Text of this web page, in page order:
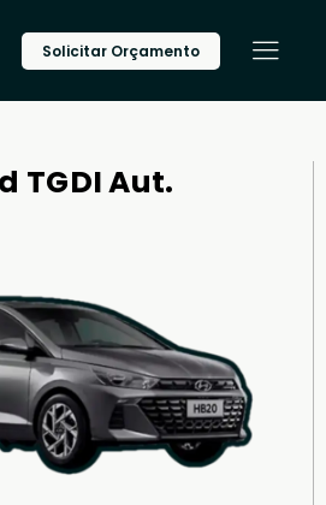
Solicitar Orçamento
TGDI Aut.